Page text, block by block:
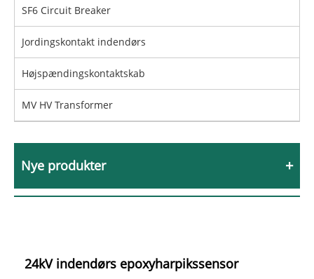
SF6 Circuit Breaker
Jordingskontakt indendørs
Højspændingskontaktskab
MV HV Transformer
Nye produkter
24kV indendørs epoxyharpikssensor